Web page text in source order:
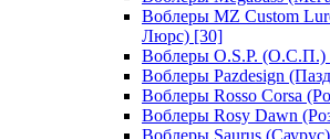
Воблеры MZ Custom
Люрс) [30]
Воблеры O.S.P. (О.С.П.)
Воблеры Pazdesign
Воблеры Rosso Corsa
Воблеры Rosy Dawn